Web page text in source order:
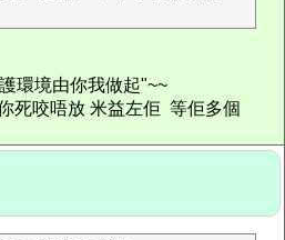
環境由你我做起"~~
死咬唔放 米益左佢 等佢多個